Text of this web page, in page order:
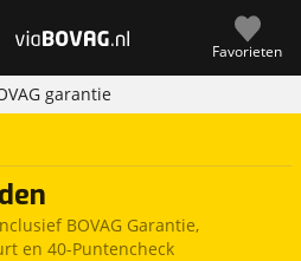
Favorieten
garantie
BOVAG Garantie,
en 40-Puntencheck